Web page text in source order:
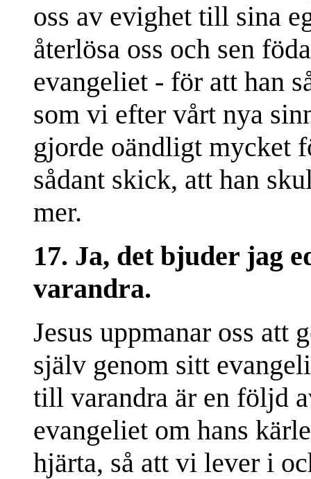
oss av evighet till sina
återlösa oss och sen
evangeliet - för att han
som vi efter vårt nya
gjorde oändligt mycket
sådant skick, att han
mer.
17. Ja, det bjuder jag
varandra.
Jesus uppmanar oss att
själv genom sitt
till varandra är en följd
evangeliet om hans
hjärta, så att vi lever i